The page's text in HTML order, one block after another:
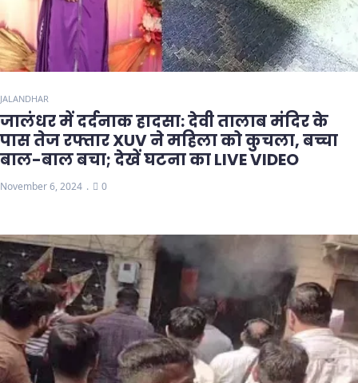
JALANDHAR
जालंधर में दर्दनाक हादसा: देवी तालाब मंदिर के
पास तेज रफ्तार XUV ने महिला को कुचला, बच्चा
बाल-बाल बचा; देखें घटना का LIVE VIDEO
November 6, 2024 0